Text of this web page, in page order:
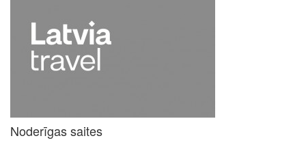
Noderīgas saites